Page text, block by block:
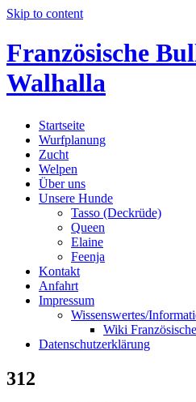
Skip to content
Französische
Walhalla
Startseite
Wurfplanung
Zucht
Welpen
Über uns
Unsere Hunde
Tasso (Deckrüde)
Queen
Elaine
Feenja
Kontakt
Anfahrt
Impressum
Wissenswertes/
Wiki
Datenschutzerklärung
312